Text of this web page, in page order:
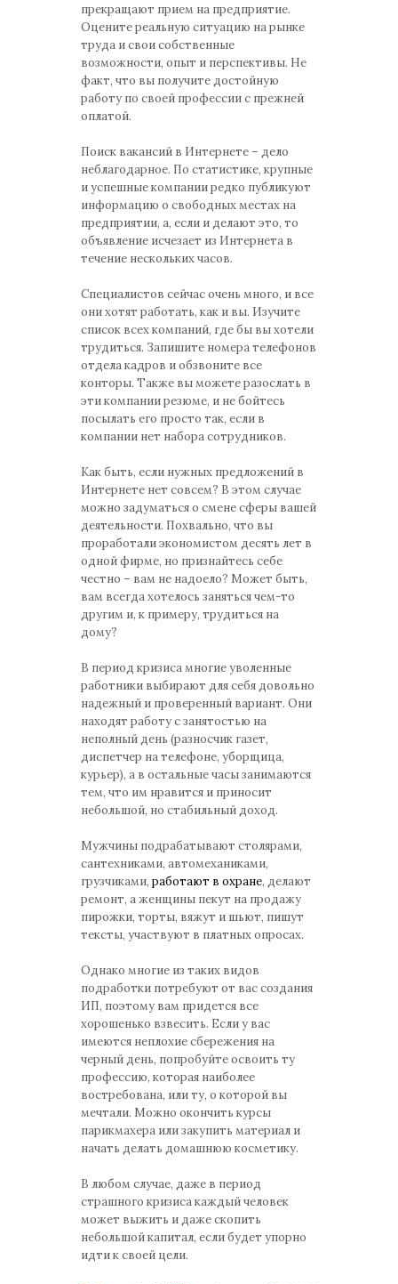
прекращают прием на предприятие.
Оцените реальную ситуацию на рынке
труда и свои собственные
возможности, опыт и перспективы. Не
факт, что вы получите достойную
работу по своей профессии с прежней
оплатой.
Поиск вакансий в Интернете – дело
неблагодарное. По статистике, крупные
и успешные компании редко публикуют
информацию о свободных местах на
предприятии, а, если и делают это, то
объявление исчезает из Интернета в
течение нескольких часов.
Специалистов сейчас очень много, и все
они хотят работать, как и вы. Изучите
список всех компаний, где бы вы хотели
трудиться. Запишите номера телефонов
отдела кадров и обзвоните все
конторы. Также вы можете разослать в
эти компании резюме, и не бойтесь
посылать его просто так, если в
компании нет набора сотрудников.
Как быть, если нужных предложений в
Интернете нет совсем? В этом случае
можно задуматься о смене сферы вашей
деятельности. Похвально, что вы
проработали экономистом десять лет в
одной фирме, но признайтесь себе
честно – вам не надоело? Может быть,
вам всегда хотелось заняться чем-то
другим и, к примеру, трудиться на
дому?
В период кризиса многие уволенные
работники выбирают для себя довольно
надежный и проверенный вариант. Они
находят работу с занятостью на
неполный день (разносчик газет,
диспетчер на телефоне, уборщица,
курьер), а в остальные часы занимаются
тем, что им нравится и приносит
небольшой, но стабильный доход.
Мужчины подрабатывают столярами,
сантехниками, автомеханиками,
грузчиками, работают в охране, делают
ремонт, а женщины пекут на продажу
пирожки, торты, вяжут и шьют, пишут
тексты, участвуют в платных опросах.
Однако многие из таких видов
подработки потребуют от вас создания
ИП, поэтому вам придется все
хорошенько взвесить. Если у вас
имеются неплохие сбережения на
черный день, попробуйте освоить ту
профессию, которая наиболее
востребована, или ту, о которой вы
мечтали. Можно окончить курсы
парикмахера или закупить материал и
начать делать домашнюю косметику.
В любом случае, даже в период
страшного кризиса каждый человек
может выжить и даже скопить
небольшой капитал, если будет упорно
идти к своей цели.